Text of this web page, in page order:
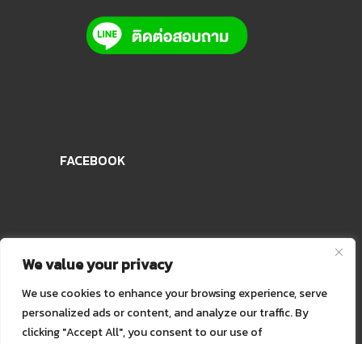
We value your privacy
We use cookies to enhance your browsing experience, serve
personalized ads or content, and analyze our traffic. By
clicking "Accept All", you consent to our use of
FACEBOOK